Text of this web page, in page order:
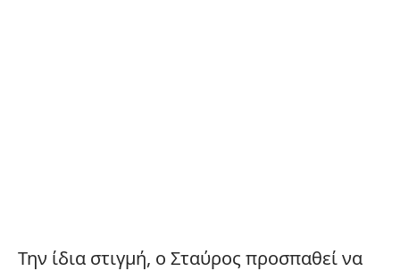
Την ίδια στιγμή, ο Σταύρος προσπαθεί να